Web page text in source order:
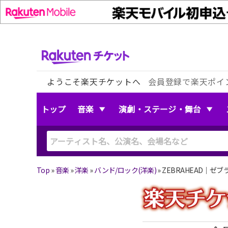
ようこそ楽天チケットへ 会員登録で楽天ポ
トップ 音楽 演劇・ステージ・舞台
Top »音楽 »洋楽 »バンド/ロック(洋楽)»ZEBRAHEAD｜ゼブ